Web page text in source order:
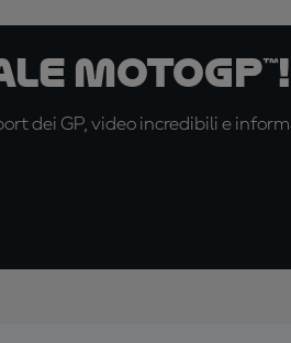
MotoGP™!
dei GP, video incredibili e